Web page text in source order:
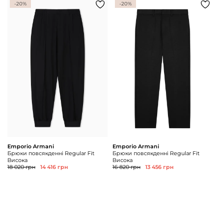
-20%
Emporio Armani
Брюки повсякденні Regular Fit
Висока
18 020 грн
14 416 грн
-20%
Emporio Armani
Брюки повсякденні Regular Fit
Висока
16 820 грн
13 456 грн